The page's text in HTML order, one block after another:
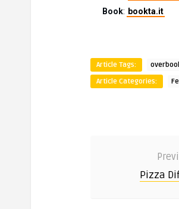
Book: bookta.it
Article Tags:
Article Categories:
Pizza